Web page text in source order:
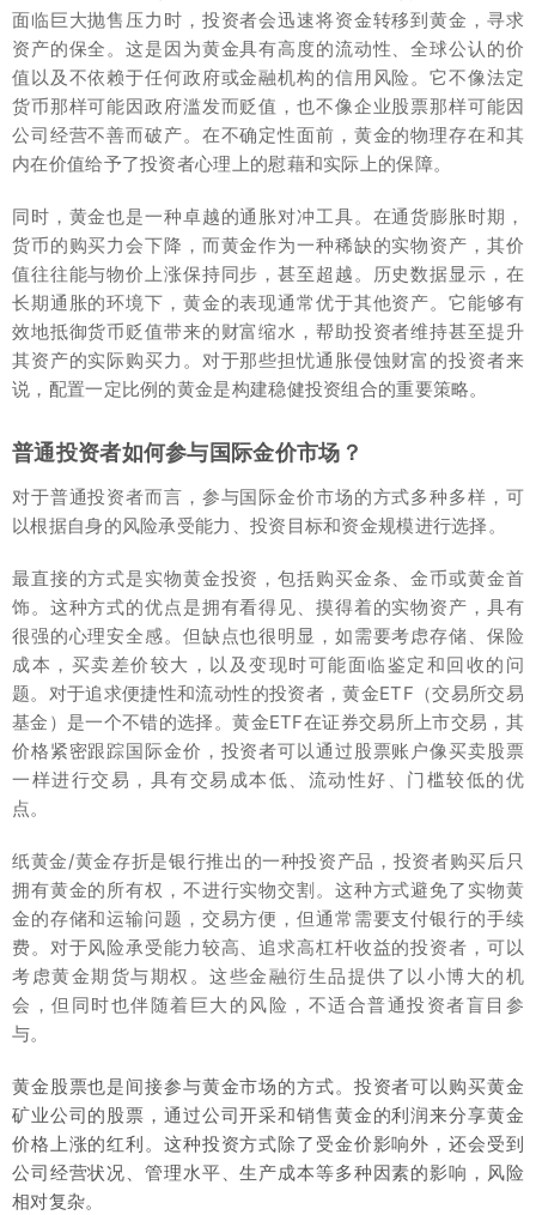
面临巨大抛售压力时，投资者会迅速将资金转移到黄金，寻求
资产的保全。这是因为黄金具有高度的流动性、全球公认的价
值以及不依赖于任何政府或金融机构的信用风险。它不像法定
货币那样可能因政府滥发而贬值，也不像企业股票那样可能因
公司经营不善而破产。在不确定性面前，黄金的物理存在和其
内在价值给予了投资者心理上的慰藉和实际上的保障。
同时，黄金也是一种卓越的通胀对冲工具。在通货膨胀时期，
货币的购买力会下降，而黄金作为一种稀缺的实物资产，其价
值往往能与物价上涨保持同步，甚至超越。历史数据显示，在
长期通胀的环境下，黄金的表现通常优于其他资产。它能够有
效地抵御货币贬值带来的财富缩水，帮助投资者维持甚至提升
其资产的实际购买力。对于那些担忧通胀侵蚀财富的投资者来
说，配置一定比例的黄金是构建稳健投资组合的重要策略。
普通投资者如何参与国际金价市场？
对于普通投资者而言，参与国际金价市场的方式多种多样，可
以根据自身的风险承受能力、投资目标和资金规模进行选择。
最直接的方式是实物黄金投资，包括购买金条、金币或黄金首
饰。这种方式的优点是拥有看得见、摸得着的实物资产，具有
很强的心理安全感。但缺点也很明显，如需要考虑存储、保险
成本，买卖差价较大，以及变现时可能面临鉴定和回收的问
题。对于追求便捷性和流动性的投资者，黄金ETF（交易所交易
基金）是一个不错的选择。黄金ETF在证券交易所上市交易，其
价格紧密跟踪国际金价，投资者可以通过股票账户像买卖股票
一样进行交易，具有交易成本低、流动性好、门槛较低的优
点。
纸黄金/黄金存折是银行推出的一种投资产品，投资者购买后只
拥有黄金的所有权，不进行实物交割。这种方式避免了实物黄
金的存储和运输问题，交易方便，但通常需要支付银行的手续
费。对于风险承受能力较高、追求高杠杆收益的投资者，可以
考虑黄金期货与期权。这些金融衍生品提供了以小博大的机
会，但同时也伴随着巨大的风险，不适合普通投资者盲目参
与。
黄金股票也是间接参与黄金市场的方式。投资者可以购买黄金
矿业公司的股票，通过公司开采和销售黄金的利润来分享黄金
价格上涨的红利。这种投资方式除了受金价影响外，还会受到
公司经营状况、管理水平、生产成本等多种因素的影响，风险
相对复杂。